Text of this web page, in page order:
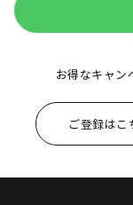
お得なキャン
ご登録はこ